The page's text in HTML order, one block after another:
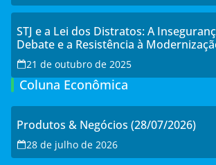
STJ e a Lei dos Distratos: A
Debate e a Resistência à
21 de outubro de 2025
Coluna Econômica
Produtos & Negócios (28/07/2026)
28 de julho de 2026